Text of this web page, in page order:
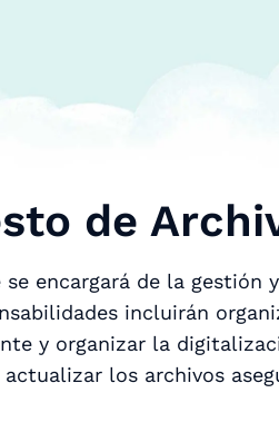
de
se encargará de la
incluirán
y organizar la
los archivos